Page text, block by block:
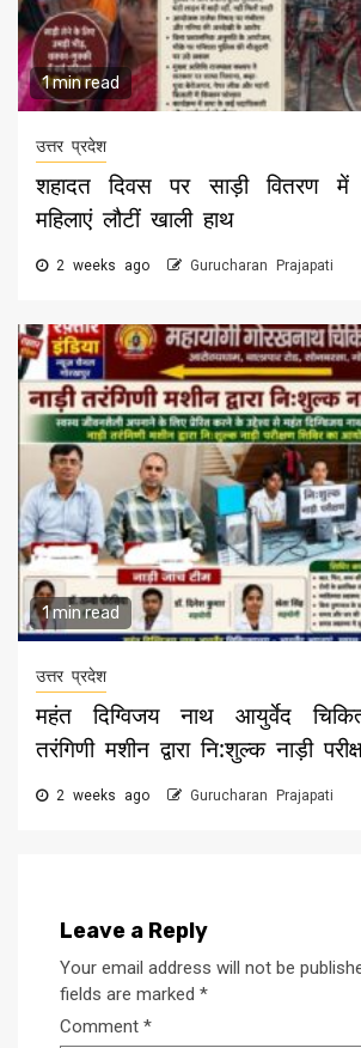
1 min read
उत्तर प्रदेश
शहादत दिवस पर साड़ी वितरण में
महिलाएं लौटीं खाली हाथ
2 weeks ago Gurucharan Prajapati
1 min read
उत्तर प्रदेश
महंत दिग्विजय नाथ आयुर्वेद
तरंगिणी मशीन द्वारा नि:शुल्क नाड़ी
2 weeks ago Gurucharan Prajapati
Leave a Reply
Your email address will not be
fields are marked *
Comment *